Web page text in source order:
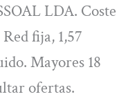
LDA. Coste
fija, 1,57
Mayores 18
ofertas.